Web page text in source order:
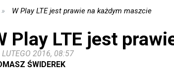
W Play LTE jest prawie na każdym maszcie
Play LTE jest
2016, 08:57
ŚWIDEREK